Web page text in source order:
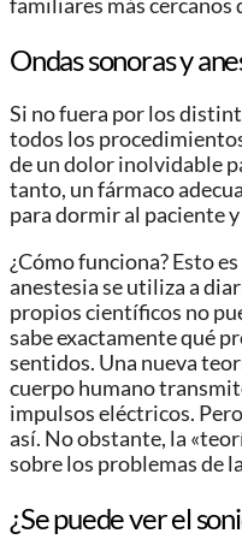
familiares más cercanos
Ondas sonoras y
Si no fuera por los
todos los
de un dolor inolvidable
tanto, un fármaco
para dormir al paciente
¿Cómo funciona? Esto
anestesia se utiliza a
propios científicos no
sabe exactamente qué
sentidos. Una nueva
cuerpo humano
impulsos eléctricos.
así. No obstante, la
sobre los problemas de
¿Se puede ver el